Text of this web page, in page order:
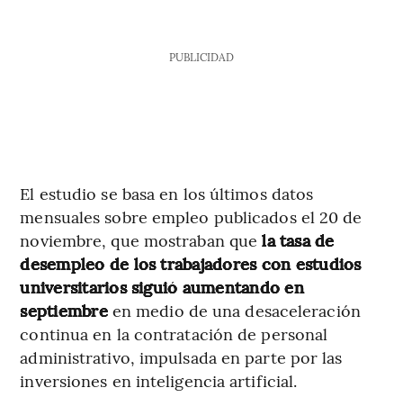
PUBLICIDAD
El estudio se basa en los últimos datos
mensuales sobre empleo publicados el 20 de
noviembre, que mostraban quela tasa de
desempleo de los trabajadores con estudios
universitarios siguió aumentando en
septiembreen medio de una desaceleración
continua en la contratación de personal
administrativo, impulsada en parte por las
inversiones en inteligencia artificial.